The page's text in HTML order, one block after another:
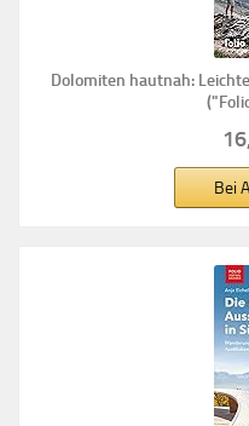
Dolomiten hautnah:
Bei